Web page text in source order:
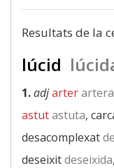
Resultats de la
lúcid
1.adjarterartera
astutastuta,
desacomplexat
deseixitdeseixida,